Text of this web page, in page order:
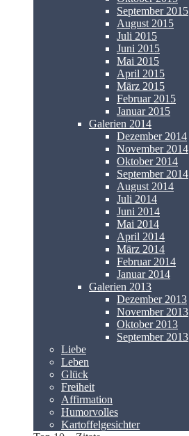
September 2015
August 2015
Juli 2015
Juni 2015
Mai 2015
April 2015
März 2015
Februar 2015
Januar 2015
Galerien 2014
Dezember 2014
November 2014
Oktober 2014
September 2014
August 2014
Juli 2014
Juni 2014
Mai 2014
April 2014
März 2014
Februar 2014
Januar 2014
Galerien 2013
Dezember 2013
November 2013
Oktober 2013
September 2013
Liebe
Leben
Glück
Freiheit
Affirmation
Humorvolles
Kartoffelgesichter